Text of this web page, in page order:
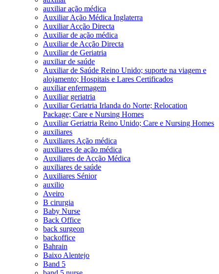
auxiliar ação médica
Auxiliar Ação Médica Inglaterra
Auxiliar Acção Directa
Auxiliar de ação médica
Auxiliar de Acção Directa
Auxiliar de Geriatria
auxiliar de saúde
Auxiliar de Saúde Reino Unido; suporte na viagem e
alojamento; Hospitais e Lares Certificados
auxiliar enfermagem
Auxiliar geriatria
Auxiliar Geriatria Irlanda do Norte; Relocation
Package; Care e Nursing Homes
Auxiliar Geriatria Reino Unido; Care e Nursing Homes
auxiliares
Auxiliares Ação médica
auxiliares de ação médica
Auxiliares de Acção Médica
auxiliares de saúde
Auxiliares Sénior
auxilio
Aveiro
B cirurgia
Baby Nurse
Back Office
back surgeon
backoffice
Bahrain
Baixo Alentejo
Band 5